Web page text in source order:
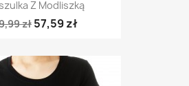
Z Modliszką
zł 57,59 zł